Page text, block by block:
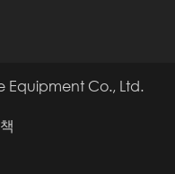
Equipment Co., Ltd.